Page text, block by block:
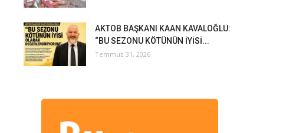
AKTOB BAŞKANI KAAN KAVALOĞLU:
“BU SEZONU KÖTÜNÜN İYİSİ...
Temmuz 31, 2026